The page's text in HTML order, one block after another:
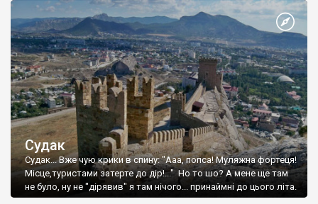
Судак
Судак... Вже чую крики в спину: "Ааа, попса! Муляжна фортеця!
Місце,туристами затерте до дір!..." Но то шо? А мене ще там
не було, ну не "дірявив" я там нічого... принаймні до цього літа.